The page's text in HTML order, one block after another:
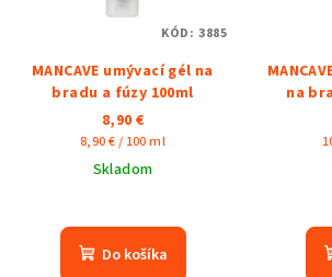
MANCAVE umývací gél na
bradu a fúzy 100ml
8,90 €
Jednotková
cena:
8,90 € / 100 ml
Skladom
Do košíka
KÓD: 3885
na